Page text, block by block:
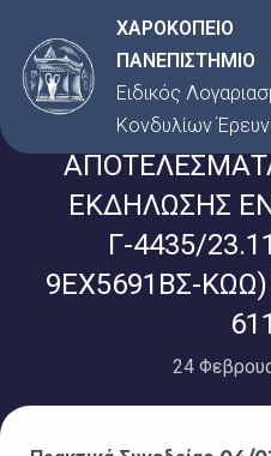
στο
περιεχόμενο
ΧΑΡΟΚΟΠΕΙΟ
ΠΑΝΕΠΙΣΤΗΜΙΟ
Ειδικός
Κονδυλίων
ΕΚΔΗΛΩΣΗΣ
Γ-4435/
9ΕΧ5691ΒΣ-
24